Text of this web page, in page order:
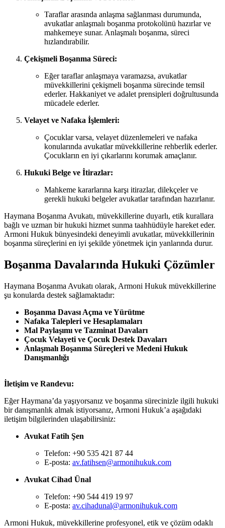
Taraflar arasında anlaşma sağlanması durumunda,
avukatlar anlaşmalı boşanma protokolünü hazırlar ve
mahkemeye sunar. Anlaşmalı boşanma, süreci
hızlandırabilir.
Çekişmeli Boşanma Süreci:
Eğer taraflar anlaşmaya varamazsa, avukatlar
müvekkillerini çekişmeli boşanma sürecinde temsil
ederler. Hakkaniyet ve adalet prensipleri doğrultusunda
mücadele ederler.
Velayet ve Nafaka İşlemleri:
Çocuklar varsa, velayet düzenlemeleri ve nafaka
konularında avukatlar müvekkillerine rehberlik ederler.
Çocukların en iyi çıkarlarını korumak amaçlanır.
Hukuki Belge ve İtirazlar:
Mahkeme kararlarına karşı itirazlar, dilekçeler ve
gerekli hukuki belgeler avukatlar tarafından hazırlanır.
Haymana Boşanma Avukatı, müvekkillerine duyarlı, etik kurallara
bağlı ve uzman bir hukuki hizmet sunma taahhüdüyle hareket eder.
Armoni Hukuk bünyesindeki deneyimli avukatlar, müvekkillerinin
boşanma süreçlerini en iyi şekilde yönetmek için yanlarında durur.
Boşanma Davalarında Hukuki Çözümler
Haymana Boşanma Avukatı olarak, Armoni Hukuk müvekkillerine
şu konularda destek sağlamaktadır:
Boşanma Davası Açma ve Yürütme
Nafaka Talepleri ve Hesaplamaları
Mal Paylaşımı ve Tazminat Davaları
Çocuk Velayeti ve Çocuk Destek Davaları
Anlaşmalı Boşanma Süreçleri ve Medeni Hukuk
Danışmanlığı
İletişim ve Randevu:
Eğer Haymana’da yaşıyorsanız ve boşanma sürecinizle ilgili hukuki
bir danışmanlık almak istiyorsanız, Armoni Hukuk’a aşağıdaki
iletişim bilgilerinden ulaşabilirsiniz:
Avukat Fatih Şen
Telefon: +90 535 421 87 44
E-posta: av.fatihsen@armonihukuk.com
Avukat Cihad Ünal
Telefon: +90 544 419 19 97
E-posta: av.cihadunal@armonihukuk.com
Armoni Hukuk, müvekkillerine profesyonel, etik ve çözüm odaklı